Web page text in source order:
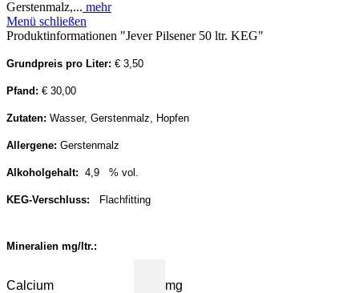
Gerstenmalz,... mehr
Menü schließen
Produktinformationen "Jever Pilsener 50 ltr. KEG"
Grundpreis pro Liter: € 3,50
Pfand: € 30,00
Zutaten: Wasser, Gerstenmalz, Hopfen
Allergene: Gerstenmalz
Alkoholgehalt: 4,9 % vol.
KEG-Verschluss: Flachfitting
Mineralien mg/ltr.:
Calcium mg